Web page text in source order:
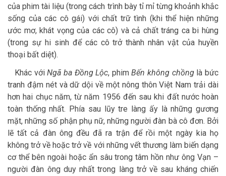
của phim tài liệu (trong cách trình bày tỉ mỉ từng khoảnh khắc
sống của các cô gái) với chất trữ tình (khi thể hiện những
ước mơ, khát vọng của các cô) và cả chất tráng ca bi hùng
(trong sự hi sinh để các cô trở thành nhân vật của huyền
thoại bất diệt).
Khác vớiNgã ba Đồng Lộc, phimBến không chồnglà bức
tranh đậm nét và dữ dội về một nông thôn Việt Nam trải dài
hơn hai chục năm, từ năm 1956 đến sau khi đất nước hoàn
toàn thống nhất. Phía sau lũy tre làng ấy là những gương
mặt, những số phận phụ nữ, những người đàn bà cô đơn. Bởi
lẽ tất cả đàn ông đều đã ra trận để rồi một ngày kia họ
không trở về hoặc trở về với những vết thương làm biến dạng
cơ thể bên ngoài hoặc ẩn sâu trong tâm hồn như ông Vạn –
người đàn ông duy nhất trong làng trở về sau kháng chiến